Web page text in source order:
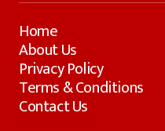
Home
About Us
Privacy Policy
Terms & Conditions
Contact Us